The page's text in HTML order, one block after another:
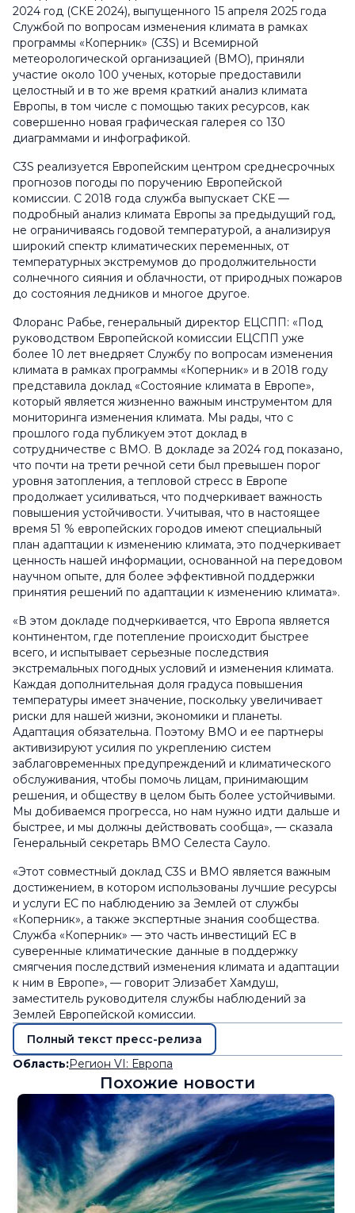
2024 год (СКЕ 2024), выпущенного 15 апреля 2025 года
Службой по вопросам изменения климата в рамках
программы «Коперник» (C3S) и Всемирной
метеорологической организацией (ВМО), приняли
участие около 100 ученых, которые предоставили
целостный и в то же время краткий анализ климата
Европы, в том числе с помощью таких ресурсов, как
совершенно новая графическая галерея со 130
диаграммами и инфографикой.
C3S реализуется Европейским центром среднесрочных
прогнозов погоды по поручению Европейской
комиссии. С 2018 года служба выпускает СКЕ —
подробный анализ климата Европы за предыдущий год,
не ограничиваясь годовой температурой, а анализируя
широкий спектр климатических переменных, от
температурных экстремумов до продолжительности
солнечного сияния и облачности, от природных пожаров
до состояния ледников и многое другое.
Флоранс Рабье, генеральный директор ЕЦСПП: «Под
руководством Европейской комиссии ЕЦСПП уже
более 10 лет внедряет Службу по вопросам изменения
климата в рамках программы «Коперник» и в 2018 году
представила доклад «Состояние климата в Европе»,
который является жизненно важным инструментом для
мониторинга изменения климата. Мы рады, что с
прошлого года публикуем этот доклад в
сотрудничестве с ВМО. В докладе за 2024 год показано,
что почти на трети речной сети был превышен порог
уровня затопления, а тепловой стресс в Европе
продолжает усиливаться, что подчеркивает важность
повышения устойчивости. Учитывая, что в настоящее
время 51 % европейских городов имеют специальный
план адаптации к изменению климата, это подчеркивает
ценность нашей информации, основанной на передовом
научном опыте, для более эффективной поддержки
принятия решений по адаптации к изменению климата».
«В этом докладе подчеркивается, что Европа является
континентом, где потепление происходит быстрее
всего, и испытывает серьезные последствия
экстремальных погодных условий и изменения климата.
Каждая дополнительная доля градуса повышения
температуры имеет значение, поскольку увеличивает
риски для нашей жизни, экономики и планеты.
Адаптация обязательна. Поэтому ВМО и ее партнеры
активизируют усилия по укреплению систем
заблаговременных предупреждений и климатического
обслуживания, чтобы помочь лицам, принимающим
решения, и обществу в целом быть более устойчивыми.
Мы добиваемся прогресса, но нам нужно идти дальше и
быстрее, и мы должны действовать сообща», — сказала
Генеральный секретарь ВМО Селеста Сауло.
«Этот совместный доклад C3S и ВМО является важным
достижением, в котором использованы лучшие ресурсы
и услуги ЕС по наблюдению за Землей от службы
«Коперник», а также экспертные знания сообщества.
Служба «Коперник» — это часть инвестиций ЕС в
суверенные климатические данные в поддержку
смягчения последствий изменения климата и адаптации
к ним в Европе», — говорит Элизабет Хамдуш,
заместитель руководителя службы наблюдений за
Землей Европейской комиссии.
Полный текст пресс-релиза
Область:Регион VI: Европа
Похожие новости